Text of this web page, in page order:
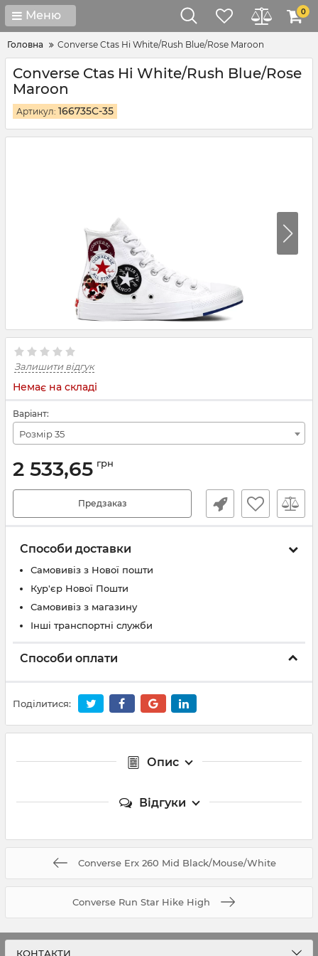
Меню 0
Головна Converse Ctas Hi White/Rush Blue/Rose Maroon
Converse Ctas Hi White/Rush Blue/Rose
Maroon
Артикул: 166735C-35
Залишити відгук
Немає на складі
Варіант:
Розмір 35
2 533,65 грн
Предзаказ
Способи доставки
Самовивіз з Нової пошти
Кур'єр Нової Пошти
Самовивіз з магазину
Інші транспортні служби
Способи оплати
Поділитися:
Опис
Відгуки
Converse Erx 260 Mid Black/Mouse/White
Converse Run Star Hike High
КОНТАКТИ